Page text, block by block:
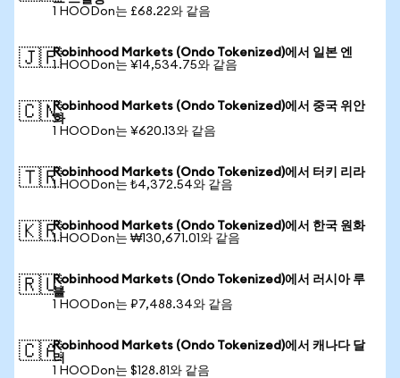
1 HOODon는 £68.22와 같음
🇯🇵Robinhood Markets (Ondo Tokenized)에서 일본 엔
1 HOODon는 ¥14,534.75와 같음
🇨🇳Robinhood Markets (Ondo Tokenized)에서 중국 위안
화
1 HOODon는 ¥620.13와 같음
🇹🇷Robinhood Markets (Ondo Tokenized)에서 터키 리라
1 HOODon는 ₺4,372.54와 같음
🇰🇷Robinhood Markets (Ondo Tokenized)에서 한국 원화
1 HOODon는 ₩130,671.01와 같음
🇷🇺Robinhood Markets (Ondo Tokenized)에서 러시아 루
블
1 HOODon는 ₽7,488.34와 같음
🇨🇦Robinhood Markets (Ondo Tokenized)에서 캐나다 달
러
1 HOODon는 $128.81와 같음